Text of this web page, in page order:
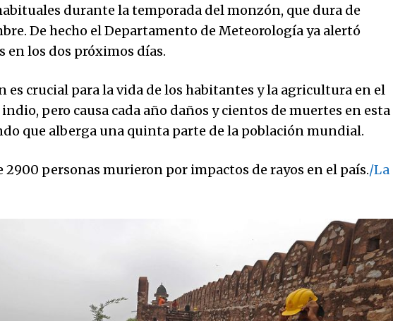
durante la temporada del monzón, que dura de
De hecho el Departamento de Meteorología ya alertó
en los dos próximos días.
es crucial para la vida de los habitantes y la agricultura en el
pero causa cada año daños y cientos de muertes en esta
que alberga una quinta parte de la población mundial.
2900 personas murieron por impactos de rayos en el país./La